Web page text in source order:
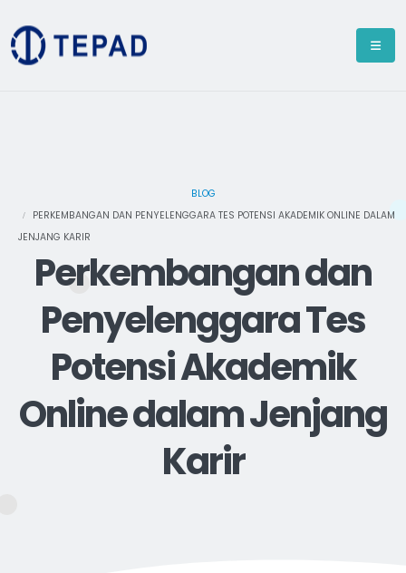
BLOG
PERKEMBANGAN DAN PENYELENGGARA TES POTENSI AKADEMIK ONLINE DALAM
JENJANG KARIR
Perkembangan dan
Penyelenggara Tes
Potensi Akademik
Online dalam Jenjang
Karir